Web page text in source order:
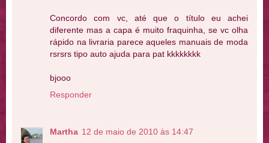
Concordo com vc, até que o título eu achei
diferente mas a capa é muito fraquinha, se vc olha
rápido na livraria parece aqueles manuais de moda
rsrsrs tipo auto ajuda para pat kkkkkkkk
bjooo
Responder
Martha 12 de maio de 2010 às 14:47